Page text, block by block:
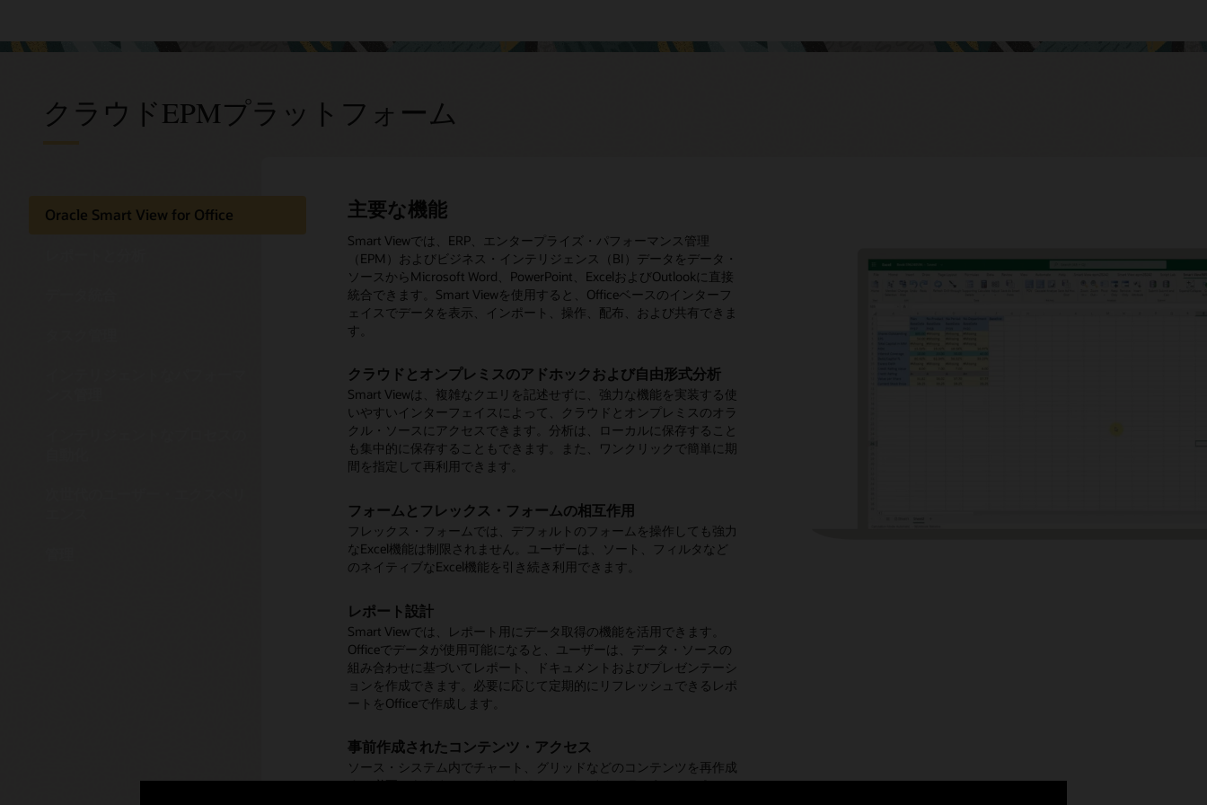
クラウドEPMプラットフォーム
Oracle Smart View for Office 主要な機能
Smart Viewでは、ERP、エンタープライズ・パフォーマンス管理
（EPM）およびビジネス・インテリジェンス（BI）データをデータ・
ソースからMicrosoft Word、PowerPoint、ExcelおよびOutlookに直接
統合できます。Smart Viewを使用すると、Officeベースのインターフ
ェイスでデータを表示、インポート、操作、配布、および共有できま
す。
クラウドとオンプレミスのアドホックおよび自由形式分析
Smart Viewは、複雑なクエリを記述せずに、強力な機能を実装する使
いやすいインターフェイスによって、クラウドとオンプレミスのオラ
クル・ソースにアクセスできます。分析は、ローカルに保存すること
も集中的に保存することもできます。また、ワンクリックで簡単に期
間を指定して再利用できます。
フォームとフレックス・フォームの相互作用
フレックス・フォームでは、デフォルトのフォームを操作しても強力
なExcel機能は制限されません。ユーザーは、ソート、フィルタなど
のネイティブなExcel機能を引き続き利用できます。
レポート設計
Smart Viewでは、レポート用にデータ取得の機能を活用できます。
Officeでデータが使用可能になると、ユーザーは、データ・ソースの
組み合わせに基づいてレポート、ドキュメントおよびプレゼンテーシ
ョンを作成できます。必要に応じて定期的にリフレッシュできるレポ
ートをOfficeで作成します。
事前作成されたコンテンツ・アクセス
ソース・システム内でチャート、グリッドなどのコンテンツを再作成
する必要はありません。Word、PowerpointまたはExcelでインポート
レポートと分析
ダッシュボード
高度なチャート機能とビジュアライゼーション機能を持つダッシュボ
ードを活用でき、データのライトバックもサポートされています。ユ
ーザーは、ポイントしてクリックするデザイナを使用して新しいダッ
シュボードを簡単に作成したり、既存のダッシュボードを操作して、
分析やタスクを手作業でサポートできます。
レポート
組込みの財務インテリジェンスを備えた強力なレポート機能によっ
て、差異を把握できます。レポートは、インタラクティブに使用して
分析とドリル・トゥ・ソースを提供することも、レポート・ブックで
実行することもできます。レポートは、バーストしてスケジュールに
従ってユーザーに送信することもできます。
KPIおよびインフォレット
関係者は、ユーザーのホーム画面のインフォレットによって、重要な
キー・パフォーマンス・インジケータをすぐに使用できます。
非パワー・ユーザーは、Webインターフェイスで直接次世代のアドホ
ック・クエリ機能によって、データを簡単に調査し、さらに詳細な分
析を実行できます。
任意のデバイスで利用可能
Narrative Reporting製品の詳細
データ統合
複数のタイプのソース・アプリケーションのデータを統合
ソースがオンプレミスかクラウド、オラクル、サードパーティ製かに
関係なく、重要なソースをOracle Cloud EPMアプリケーションに簡単
に統合できます。
ソース・システムのトランザクション詳細にドリル
ションのデータに基づく詳細なトランザクションにアクセスして理解
できます。
データを抽出して他のシステムに統合
EPMアプリケーションからデータを抽出し、データレイク、ウェアハ
EPMによる自動化
ほぼすべての管理ニーズを満たすクラウドEPMを自動化およびインタ
ーフェイスするための強力な自動化ユーティリティ。サードパーテ
REST API
包括的なREST APIによって、企業のIT戦略に適合する他のプロセスや
Webサービスに幅広く統合できます。
他のアプリケーションとの統合
テンツをOracle Cloud ERPなど、オラクルおよびオラクル以外のアプ
リケーションと統合できます。このため、ユーザーは必要なコンテン
ツを必要なときに必要な場所で入手できる、包括的な機能が提供され
タスク管理
クリティカルなプロセスの調整
組込みのプロセスおよびタスク管理によって、ユーザーは、何を実行
する必要があるか、またいつ実行する必要があるかを正確に理解でき
ます。
包括的なタスク・タイプ
ールに基づいて実行できます。
認証
財務開示のコンテンツの提供など、クリティカルなEPMタスクには認
証が必要です。Oracle Cloud EPMのタスク管理では、タスクを完了と
レポート・バインダ
監査者は多くの場合、タスクをレビューして決算処理を完了します。
クラウドEPMタスク管理からレポート・バインダを作成すると、監査
インテリジェントなパフォーマンス管理
IPMでデータ主導型の財務を実現
IPMは、データ・サイエンスと機械学習を適用して、財務のプロフェ
ッショナルがデータ・ドリブンな考え方にシフトできるようにしま
す。それにより、ビジネスの主要な領域にインパクトを与え、かつ見
逃した潜在的な機会を利用できるようにします。
ョンを迅速化
組み込みのAIと機械学習（ML）を使用して、計画、予測、および差
異を継続的にモニターし、異常、バイアス、および隠れた相関につい
てアラートを受け取ります。適切なタイミングで適切な措置を講じら
れるように、適切なインサイトが迅速に提供されます。
財務および業務データのパターンを識別および活用することで、正確
性を向上させ、準備を整えることができます。最新の実績に基づく予
測を実行し、それらを計画に織り込んで、よりタイムリーで客観的な
判断を下します。
プランニング製品の詳細を見る
ソリューション概要を読む: Oracle Cloud EPMのInsights (PDF)
Insightsの概要を見る (1:05)
Insightsと自動化の概要について知る
インテリジェントなプロセスの自動化
連結を自動化
Cloud EPMでは、条件が満たされ、ユーザーがシステムを使用してい
ない場合に、インテリジェントな自動化機能を使用してタスクが実行
されます。これにより、連結や決算処理全体が高速化されるため、ス
タッフは付加価値の高い業務に集中できるようになります。
重要な連結プロセスを含めて、補助元帳からレポートの作成に至るま
で、決算処理を包括的にオーケストレーションできます。Cloud EPM
は、手動および自動化されたタスク管理と、アップストリームおよび
ダウンストリームの包括的な可視性により、決算プロセスの最適化に
役立ちます。
強力なトランザクション照合および自動調整機能により、勘定調整プ
ロセスにかかる時間を大幅に短縮できます。
レポートでの摘要の自動生成
トの確認相手に追加の情報を示すことができます。
Account Reconciliation製品の詳細を見る
Financial Consolidation and Close製品の詳細を見る
次世代のユーザー・エクスペリエンス
直感的で魅力的なインタフェース
必要なすべてのタスクをユーザーが迅速かつ効率的に完了できる単一
の直感的なホームページから、すべてのEPMビジネスプロセスにアク
セスできます。
ユーザー／グループ向けのパーソナライズされたフロー
ティビティの手順をユーザーに示す、パーソナライズされたナビゲー
ションフローをユーザーおよびグループに提供します。たとえば、財
務連結、勘定調整、税金レポート、ナラティブレポートなど、財務決
算に必要なすべてのタスクを完了できます。
Oracle Digital Assistant for EPM
できます。残高とタスク（「本日期限の調整」など）を即座に表示し
て、コメントを追加したり、確認したりできます。任意の期間の仕訳
や決算タスクを管理したり、戦略的KPIの問合せなどを行えます。
Digital Assistantには、Webインタフェースやサードパーティのコラボ
Digital Assistant製品の詳細を見る
柔軟な構成
最新の技術機能が自動的に環境にデプロイされます。必要に応じて、
ビジネスプロセスを初期化し、ワンクリックでオプトインできます。
セキュリティとアクセス制御
ィ・フレームワークが備わっているため、操作を行うユーザーを保護
できるほか、権限が付与されていない領域へのユーザーのアクセスを
阻止できます。
アプリケーションの監視と管理
Cloud EPMデプロイメント環境における包括的なアプリケーションの
監視と管理により、IT管理者は業務全体にわたって俊敏で効率化され
組込みのジョブ管理およびスケジュール機能により、タスク管理で提
供される機能が向上します。Oracle Cloud EPMで重要なジョブのスケ